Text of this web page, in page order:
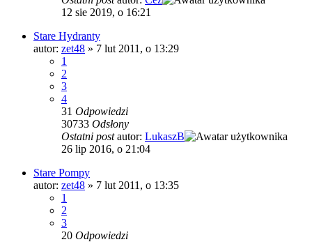
12 sie 2019, o 16:21
Stare Hydranty
autor: zet48 » 7 lut 2011, o 13:29
1
2
3
4
31 Odpowiedzi
30733 Odsłony
Ostatni postautor: LukaszB
26 lip 2016, o 21:04
Stare Pompy
autor: zet48 » 7 lut 2011, o 13:35
1
2
3
20 Odpowiedzi